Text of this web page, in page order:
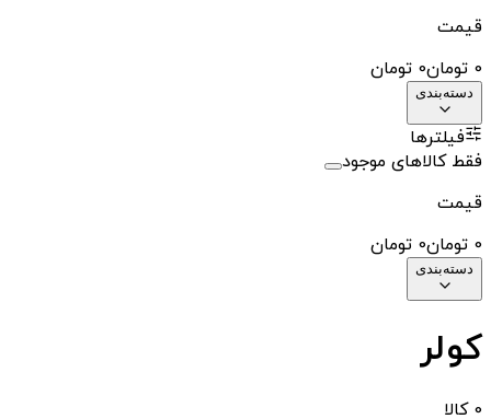
قیمت
0 تومان0 تومان
دسته‌بندی
فیلترها
فقط کالاهای موجود
قیمت
0 تومان0 تومان
دسته‌بندی
کولر
0 کالا